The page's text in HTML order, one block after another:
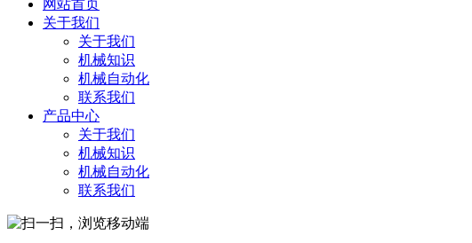
网站首页
关于我们
关于我们
机械知识
机械自动化
联系我们
产品中心
关于我们
机械知识
机械自动化
联系我们